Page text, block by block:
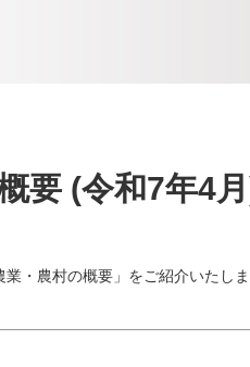
要 (令和7年4
・農村の概要」をご紹介いたしま